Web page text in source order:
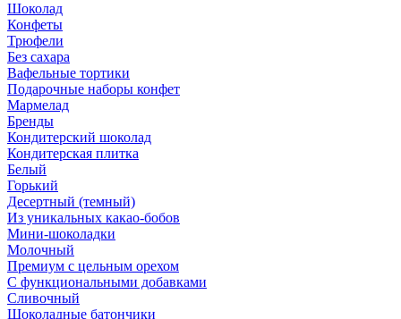
Шоколад
Конфеты
Трюфели
Без сахара
Вафельные тортики
Подарочные наборы конфет
Мармелад
Бренды
Кондитерский шоколад
Кондитерская плитка
Белый
Горький
Десертный (темный)
Из уникальных какао-бобов
Мини-шоколадки
Молочный
Премиум с цельным орехом
С функциональными добавками
Сливочный
Шоколадные батончики